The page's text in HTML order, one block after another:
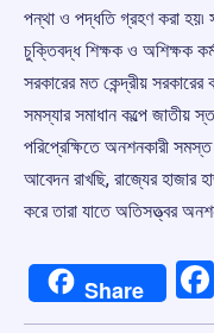
পন্থা ও পদ্ধতি গ্রহণ করা হয়৷
চুক্তিবদ্ধ শিক্ষক ও অশিক্ষক
সরকারের মত কেন্দ্রীয় সরকারের
সমস্যার সমাধান কল্পে জাতীয়
পরিপ্রেক্ষিতে অনশনকারী সমস্ত
আবেদন রাখছি, রাজ্যের হাজার
করে তারা যাতে অতিসত্ত্বর
Share